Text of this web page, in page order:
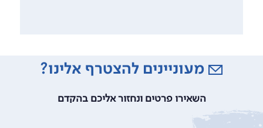
מעוניינים להצטרף אלינו?
השאירו פרטים ונחזור אליכם בהקדם